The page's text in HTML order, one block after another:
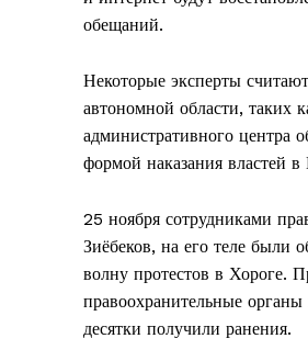
обещаний.
Некоторые эксперты
автономной области,
административного центра
формой наказания властей
25 ноября сотрудниками
Зиёбеков, на его теле были
волну протестов в Хороге.
правоохранительные
десятки получили ранения.